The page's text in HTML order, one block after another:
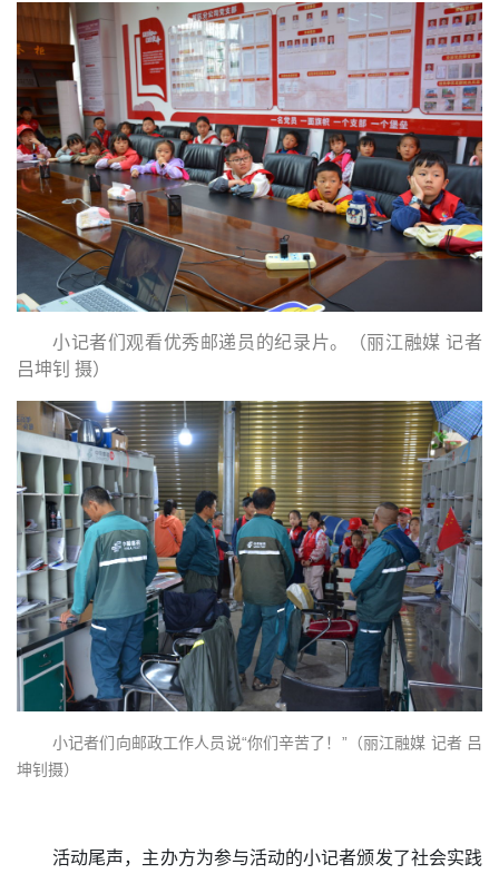
小记者们观看优秀邮递员的纪录片。（丽江融媒 记者
吕坤钊 摄）
小记者们向邮政工作人员说“你们辛苦了！”（丽江融媒 记者 吕
坤钊摄）
活动尾声，主办方为参与活动的小记者颁发了社会实践